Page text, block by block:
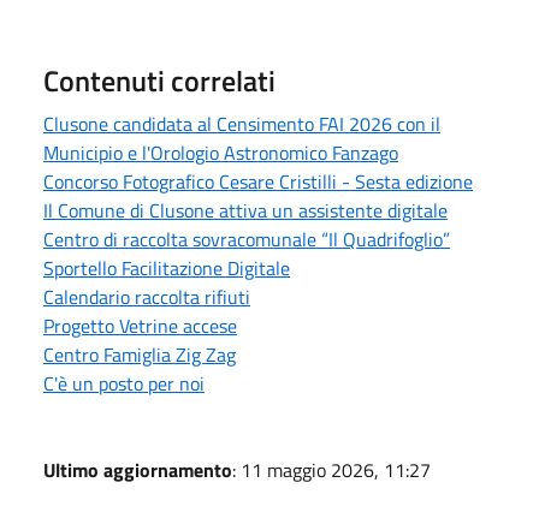
Contenuti correlati
Clusone candidata al Censimento FAI 2026 con il
Municipio e l'Orologio Astronomico Fanzago
Concorso Fotografico Cesare Cristilli - Sesta edizione
Il Comune di Clusone attiva un assistente digitale
Centro di raccolta sovracomunale “Il Quadrifoglio”
Sportello Facilitazione Digitale
Calendario raccolta rifiuti
Progetto Vetrine accese
Centro Famiglia Zig Zag
C'è un posto per noi
Ultimo aggiornamento: 11 maggio 2026, 11:27